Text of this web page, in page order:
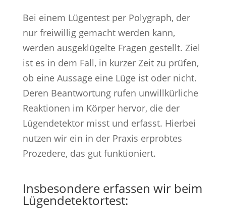
Bei einem Lügentest per Polygraph, der
nur freiwillig gemacht werden kann,
werden ausgeklügelte Fragen gestellt. Ziel
ist es in dem Fall, in kurzer Zeit zu prüfen,
ob eine Aussage eine Lüge ist oder nicht.
Deren Beantwortung rufen unwillkürliche
Reaktionen im Körper hervor, die der
Lügendetektor misst und erfasst. Hierbei
nutzen wir ein in der Praxis erprobtes
Prozedere, das gut funktioniert.
Insbesondere erfassen wir beim
Lügendetektortest: